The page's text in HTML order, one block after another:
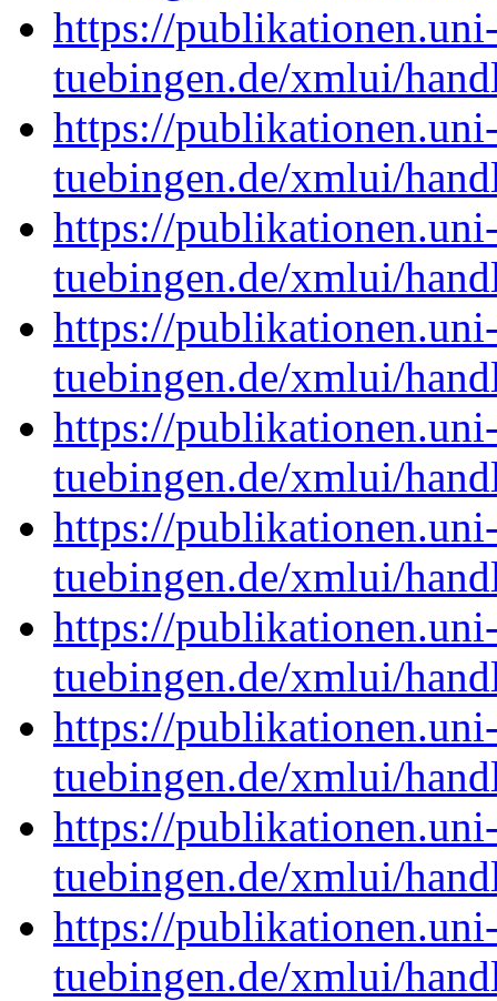
https://
tuebingen.de/xmlui/
https://
tuebingen.de/xmlui/
https://
tuebingen.de/xmlui/
https://
tuebingen.de/xmlui/
https://
tuebingen.de/xmlui/
https://
tuebingen.de/xmlui/
https://
tuebingen.de/xmlui/
https://
tuebingen.de/xmlui/
https://
tuebingen.de/xmlui/
https://
tuebingen.de/xmlui/